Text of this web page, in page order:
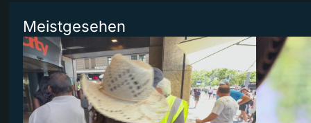
Meistgesehen